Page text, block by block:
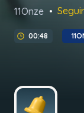
11Onze Seguir
00:00